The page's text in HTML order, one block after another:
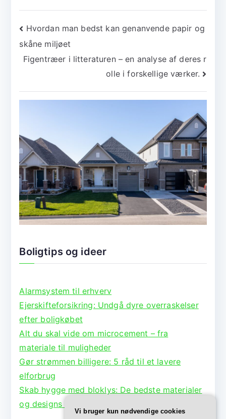
Indlægsnavigation
Hvordan man bedst kan genanvende papir og
skåne miljøet
Figentræer i litteraturen – en analyse af deres r
olle i forskellige værker.
Boligtips og ideer
Alarmsystem til erhverv
Ejerskifteforsikring: Undgå dyre overraskelser
efter boligkøbet
Alt du skal vide om microcement – fra
materiale til muligheder
Gør strømmen billigere: 5 råd til et lavere
elforbrug
Skab hygge med bloklys: De bedste materialer
og designs til lysestager
Vi bruger kun nødvendige cookies